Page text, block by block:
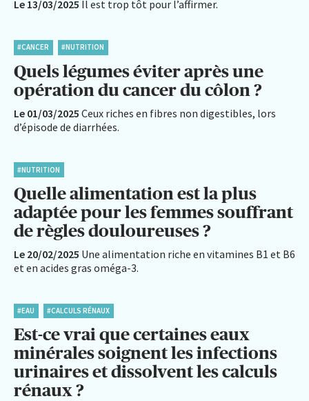
Le 13/03/2025 Il est trop tôt pour l’affirmer.
#CANCER #NUTRITION
Quels légumes éviter après une
opération du cancer du côlon ?
Le 01/03/2025 Ceux riches en fibres non digestibles, lors
d’épisode de diarrhées.
#NUTRITION
Quelle alimentation est la plus
adaptée pour les femmes souffrant
de règles douloureuses ?
Le 20/02/2025 Une alimentation riche en vitamines B1 et B6
et en acides gras oméga-3.
#EAU #CALCULS RÉNAUX
Est-ce vrai que certaines eaux
minérales soignent les infections
urinaires et dissolvent les calculs
rénaux ?